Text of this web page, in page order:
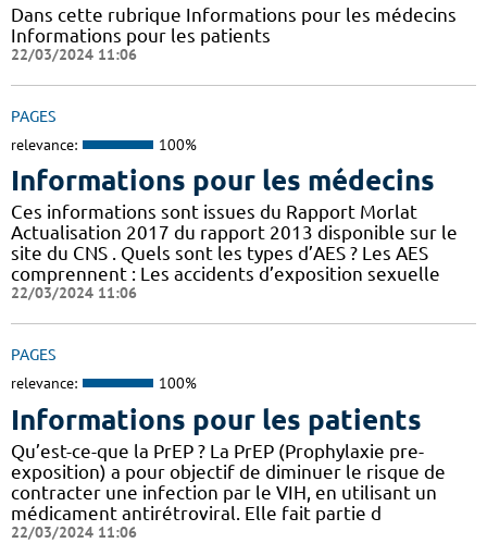
Dans cette rubrique Informations pour les médecins
Informations pour les patients
22/03/2024 11:06
PAGES
relevance: 100%
Informations pour les médecins
Ces informations sont issues du Rapport Morlat
Actualisation 2017 du rapport 2013 disponible sur le
site du CNS . Quels sont les types d’AES ? Les AES
comprennent : Les accidents d’exposition sexuelle
22/03/2024 11:06
PAGES
relevance: 100%
Informations pour les patients
Qu’est-ce-que la PrEP ? La PrEP (Prophylaxie pre-
exposition) a pour objectif de diminuer le risque de
contracter une infection par le VIH, en utilisant un
médicament antirétroviral. Elle fait partie d
22/03/2024 11:06